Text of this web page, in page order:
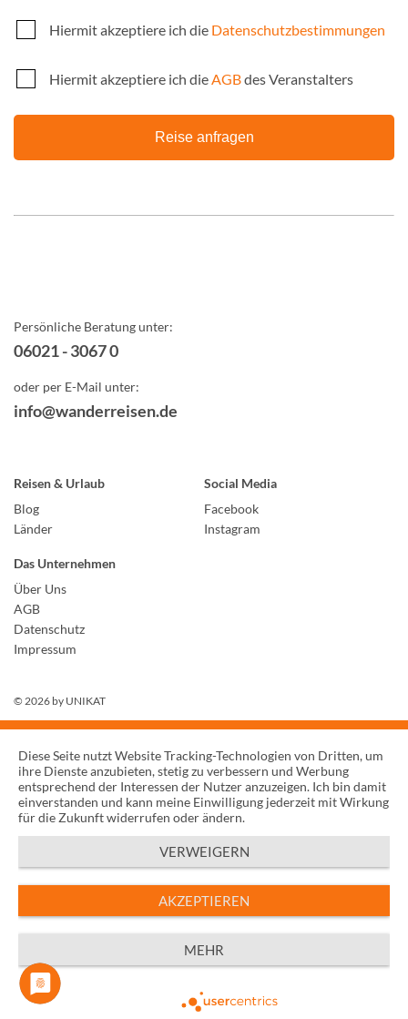
Hiermit akzeptiere ich die Datenschutzbestimmungen
Hiermit akzeptiere ich dieAGBdes Veranstalters
Reise anfragen
Persönliche Beratung unter:
06021 - 3067 0
oder per E-Mail unter:
info@wanderreisen.de
Reisen & Urlaub
Blog
Länder
Social Media
Facebook
Instagram
Das Unternehmen
Über Uns
AGB
Datenschutz
Impressum
© 2026 by UNIKAT
Diese Seite nutzt Website Tracking-Technologien von Dritten, um
ihre Dienste anzubieten, stetig zu verbessern und Werbung
entsprechend der Interessen der Nutzer anzuzeigen. Ich bin damit
einverstanden und kann meine Einwilligung jederzeit mit Wirkung
für die Zukunft widerrufen oder ändern.
VERWEIGERN
AKZEPTIEREN
MEHR